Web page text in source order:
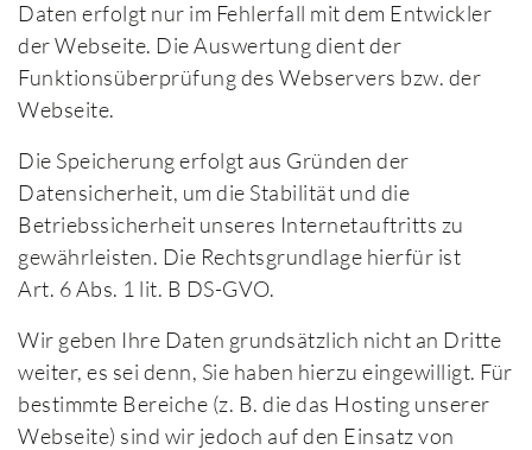
Daten erfolgt nur im Fehlerfall mit dem Entwickler
der Webseite. Die Auswertung dient der
Funktionsüberprüfung des Webservers bzw. der
Webseite.
Die Speicherung erfolgt aus Gründen der
Datensicherheit, um die Stabilität und die
Betriebssicherheit unseres Internetauftritts zu
gewährleisten. Die Rechtsgrundlage hierfür ist
Art. 6 Abs. 1 lit. B DS-GVO.
Wir geben Ihre Daten grundsätzlich nicht an Dritte
weiter, es sei denn, Sie haben hierzu eingewilligt. Für
bestimmte Bereiche (z. B. die das Hosting unserer
Webseite) sind wir jedoch auf den Einsatz von